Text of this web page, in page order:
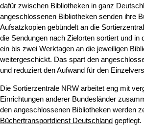
dafür zwischen Bibliotheken in ganz
angeschlossenen Bibliotheken senden ihre
Aufsatzkopien gebündelt an die
die Sendungen nach Zielorten sortiert und in
ein bis zwei Werktagen an die jeweiligen
weitergeschickt. Das spart den
und reduziert den Aufwand für den
Die Sortierzentrale NRW arbeitet eng mit
Einrichtungen anderer Bundesländer
den angeschlossenen Bibliotheken werden
Büchertransportdienst Deutschland gepflegt.